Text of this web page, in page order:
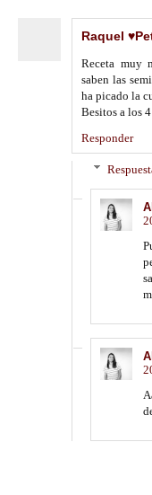
Raquel
Receta muy
saben las
ha picado la
Besitos a los
Responder